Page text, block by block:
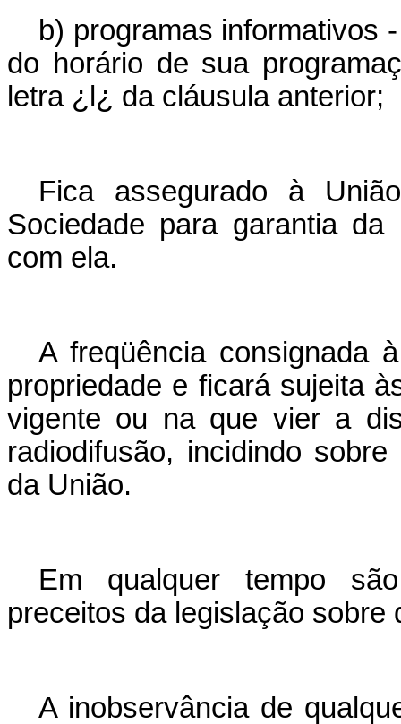
b) programas informativos
do horário de sua
letra ¿l¿ da cláusula anterior;
Fica assegurado à
Sociedade para garantia
com ela.
A freqüência consignada
propriedade e ficará sujeita
vigente ou na que vier a
radiodifusão, incidindo
da União.
Em qualquer tempo
preceitos da legislação
A inobservância de